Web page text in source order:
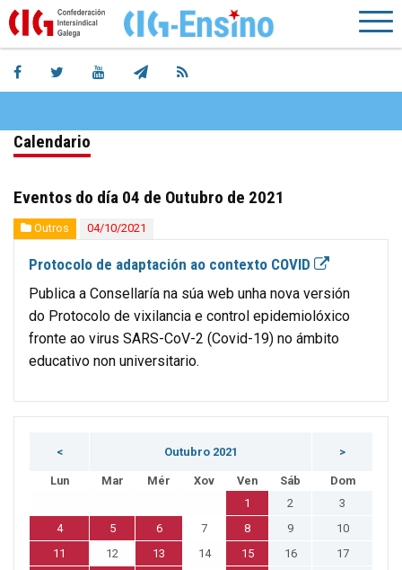
Calendario
Eventos do día 04 de Outubro de 2021
Outros 04/10/2021
Protocolo de adaptación ao contexto COVID
Publica a Consellaría na súa web unha nova versión
do Protocolo de vixilancia e control epidemiolóxico
fronte ao virus SARS-CoV-2 (Covid-19) no ámbito
educativo non universitario.
< Outubro 2021 >
Lun Mar Mér Xov Ven Sáb
Dom
1
2
3
4
5 6 7 8 9
10
11
12 13 14 15 16
17